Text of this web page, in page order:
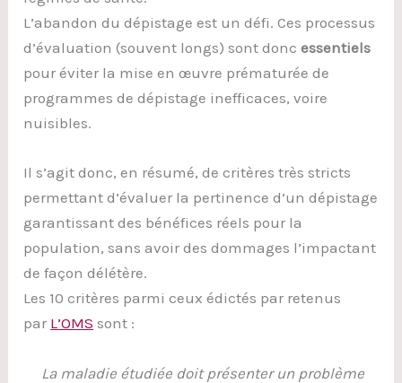
L’abandon du dépistage est un défi. Ces processus
d’évaluation (souvent longs) sont doncessentiels
pour éviter la mise en œuvre prématurée de
programmes de dépistage inefficaces, voire
nuisibles.
Il s’agit donc, en résumé, de critères très stricts
permettant d’évaluer la pertinence d’un dépistage
garantissant des bénéfices réels pour la
population, sans avoir des dommages l’impactant
de façon délétère.
Les 10 critères parmi ceux édictés par retenus
par L’OMS sont :
La maladie étudiée doit présenter un problème